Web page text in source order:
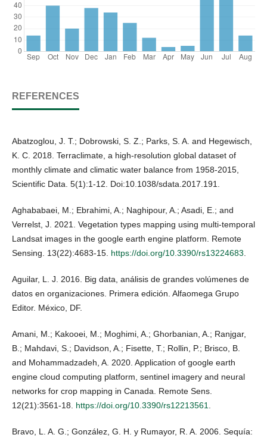
REFERENCES
Abatzoglou, J. T.; Dobrowski, S. Z.; Parks, S. A. and Hegewisch,
K. C. 2018. Terraclimate, a high-resolution global dataset of
monthly climate and climatic water balance from 1958-2015,
Scientific Data. 5(1):1-12. Doi:10.1038/sdata.2017.191.
Aghababaei, M.; Ebrahimi, A.; Naghipour, A.; Asadi, E.; and
Verrelst, J. 2021. Vegetation types mapping using multi-temporal
Landsat images in the google earth engine platform. Remote
Sensing. 13(22):4683-15. https://doi.org/10.3390/rs13224683
Aguilar, L. J. 2016. Big data, análisis de grandes volúmenes de
datos en organizaciones. Primera edición. Alfaomega Grupo
Editor. México, DF.
Amani, M.; Kakooei, M.; Moghimi, A.; Ghorbanian, A.; Ranjgar,
B.; Mahdavi, S.; Davidson, A.; Fisette, T.; Rollin, P.; Brisco, B.
and Mohammadzadeh, A. 2020. Application of google earth
engine cloud computing platform, sentinel imagery and neural
networks for crop mapping in Canada. Remote Sens.
12(21):3561-18. https://doi.org/10.3390/rs12213561
Bravo, L. A. G.; González, G. H. y Rumayor, R. A. 2006. Sequía: